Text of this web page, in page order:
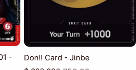
-
Don!! Card - Jinbe